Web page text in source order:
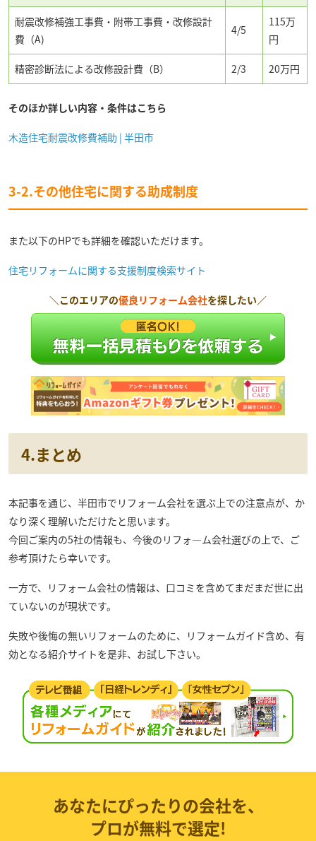
耐震改修補強工事費・附帯工事費・改修設計
費（A)
4/5
115万
円
精密診断法による改修設計費（B） 2/3 20万円
そのほか詳しい内容・条件はこちら
木造住宅耐震改修費補助 | 半田市
3-2.その他住宅に関する助成制度
また以下のHPでも詳細を確認いただけます。
住宅リフォームに関する支援制度検索サイト
＼このエリアの優良リフォーム会社を探したい／
4.まとめ
本記事を通じ、半田市でリフォーム会社を選ぶ上での注意点が、か
なり深く理解いただけたと思います。
今回ご案内の5社の情報も、今後のリフォ―ム会社選びの上で、ご
参考頂けたら幸いです。
一方で、リフォーム会社の情報は、口コミを含めてまだまだ世に出
ていないのが現状です。
失敗や後悔の無いリフォームのために、リフォームガイド含め、有
効となる紹介サイトを是非、お試し下さい。
あなたにぴったりの会社を、
プロが無料で選定!